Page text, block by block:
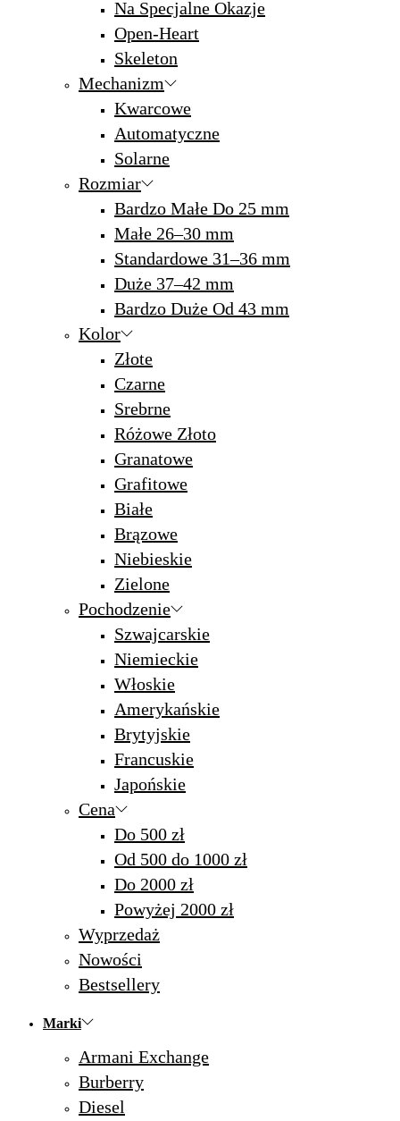
Na Specjalne Okazje
Open-Heart
Skeleton
Mechanizm
Kwarcowe
Automatyczne
Solarne
Rozmiar
Bardzo Małe Do 25 mm
Małe 26–30 mm
Standardowe 31–36 mm
Duże 37–42 mm
Bardzo Duże Od 43 mm
Kolor
Złote
Czarne
Srebrne
Różowe Złoto
Granatowe
Grafitowe
Białe
Brązowe
Niebieskie
Zielone
Pochodzenie
Szwajcarskie
Niemieckie
Włoskie
Amerykańskie
Brytyjskie
Francuskie
Japońskie
Cena
Do 500 zł
Od 500 do 1000 zł
Do 2000 zł
Powyżej 2000 zł
Wyprzedaż
Nowości
Bestsellery
Marki
Armani Exchange
Burberry
Diesel